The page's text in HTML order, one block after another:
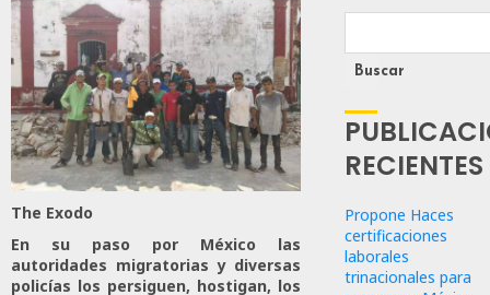
The Exodo
En su paso por México las
autoridades migratorias y diversas
policías los persiguen, hostigan, los
Buscar
RECIENTES
Propone Haces
certificaciones
laborales
trinacionales para